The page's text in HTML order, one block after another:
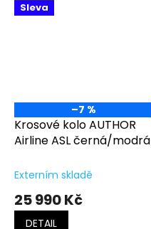
Sleva
–7 %
Krosové kolo AUTHOR
Airline ASL černá/modrá
Externím skladě
25 990 Kč
DETAIL